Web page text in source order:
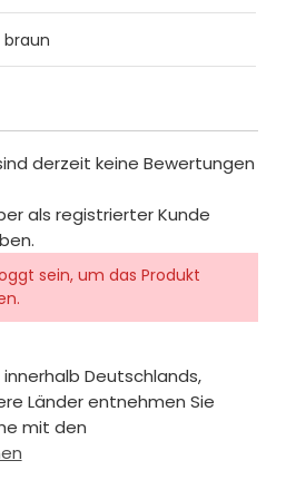
braun
derzeit keine Bewertungen
als registrierter Kunde
sein, um das Produkt
Deutschlands,
Länder entnehmen Sie
mit den